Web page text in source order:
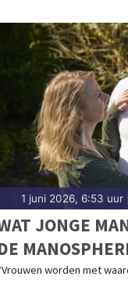
1 juni 2026, 6:53 uur|
JONGE
worden met